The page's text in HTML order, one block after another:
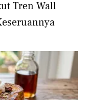
Tren Wall